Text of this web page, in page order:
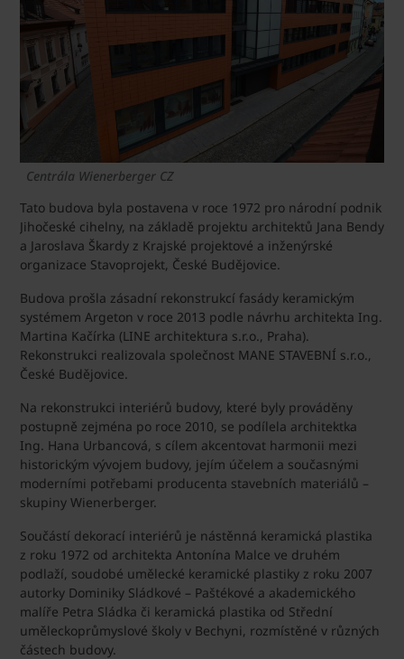
Centrála Wienerberger CZ
Tato budova byla postavena v roce 1972 pro národní podnik
Jihočeské cihelny, na základě projektu architektů Jana Bendy
a Jaroslava Škardy z Krajské projektové a inženýrské
organizace Stavoprojekt, České Budějovice.
Budova prošla zásadní rekonstrukcí fasády keramickým
systémem Argeton v roce 2013 podle návrhu architekta Ing.
Martina Kačírka (LINE architektura s.r.o., Praha).
Rekonstrukci realizovala společnost MANE STAVEBNÍ s.r.o.,
České Budějovice.
Na rekonstrukci interiérů budovy, které byly prováděny
postupně zejména po roce 2010, se podílela architektka
Ing. Hana Urbancová, s cílem akcentovat harmonii mezi
historickým vývojem budovy, jejím účelem a současnými
moderními potřebami producenta stavebních materiálů –
skupiny Wienerberger.
Součástí dekorací interiérů je nástěnná keramická plastika
z roku 1972 od architekta Antonína Malce ve druhém
podlaží, soudobé umělecké keramické plastiky z roku 2007
autorky Dominiky Sládkové – Paštékové a akademického
malíře Petra Sládka či keramická plastika od Střední
uměleckoprůmyslové školy v Bechyni, rozmístěné v různých
částech budovy.